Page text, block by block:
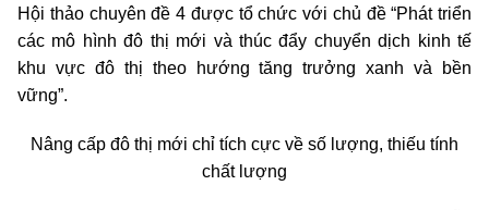
Hội thảo chuyên đề 4 được tổ chức với chủ đề “Phát triển
các mô hình đô thị mới và thúc đẩy chuyển dịch kinh tế
khu vực đô thị theo hướng tăng trưởng xanh và bền
vững”.
Nâng cấp đô thị mới chỉ tích cực về số lượng, thiếu tính
chất lượng